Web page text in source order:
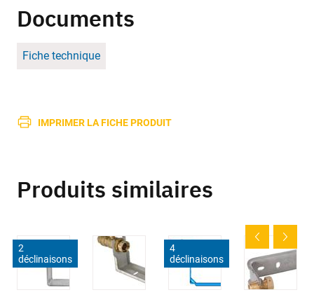
Documents
Fiche technique
IMPRIMER LA FICHE PRODUIT
Produits similaires
2
déclinaisons
4
déclinaisons